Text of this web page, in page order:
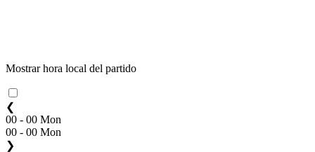
Mostrar hora local del partido
❮
00 - 00 Mon
00 - 00 Mon
❯